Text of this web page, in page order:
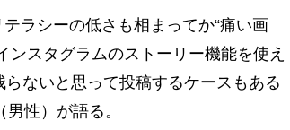
ラシーの低さも相まってか“痛い画
ンスタグラムのストーリー機能を使え
ないと思って投稿するケースもある
性）が語る。